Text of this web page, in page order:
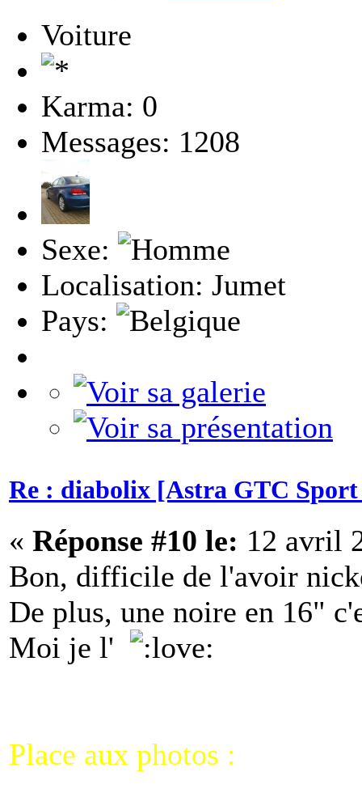
Voiture
Karma: 0
Messages: 1208
Sexe:
Localisation: Jumet
Pays:
Re : diabolix [Astra GTC Sport
« Réponse #10 le: 12 avril
Bon, difficile de l'avoir
De plus, une noire en 16"
Moi je l'
Place aux photos :